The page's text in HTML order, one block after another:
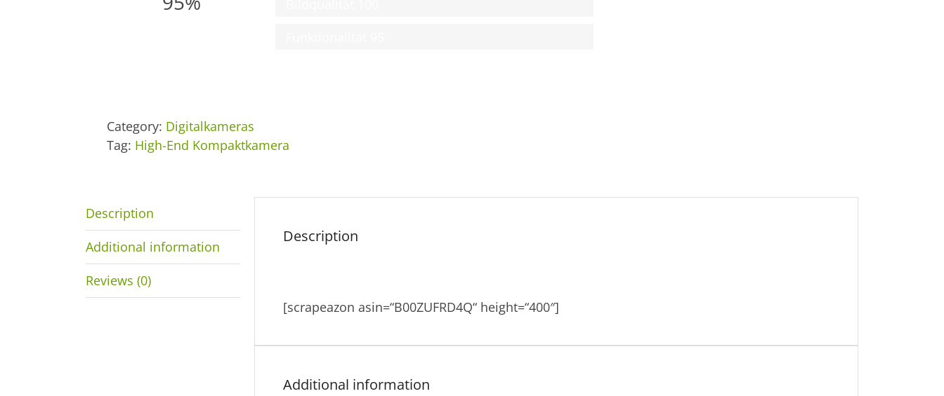
Category: Digitalkameras
Tag: High-End Kompaktkamera
Description
Additional information
Reviews (0)
Description
[scrapeazon asin=“B00ZUFRD4Q“ height=“400″]
Additional information